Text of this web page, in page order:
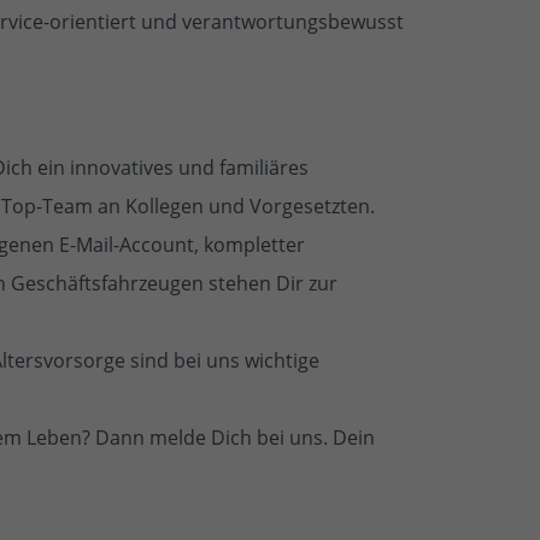
orientiert und verantwortungsbewusst
ein innovatives und familiäres
Team an Kollegen und Vorgesetzten.
E-Mail-Account, kompletter
stehen Dir zur
sind bei uns wichtige
Leben? Dann melde Dich bei uns. Dein